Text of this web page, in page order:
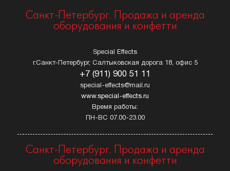
Санкт-Петербург. Продажа и аренда
оборудования и конфетти
Special Effects
г.Санкт-Петербург, Салтыковская дорога 18, офис 5
+7 (911) 900 51 11
special-effects@mail.ru
www.special-effects.ru
Время работы:
ПН-ВС 07.00-23.00
Санкт-Петербург. Продажа и аренда
оборудования и конфетти